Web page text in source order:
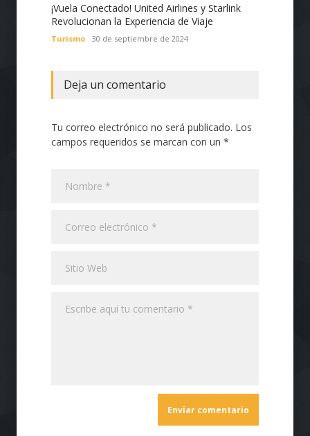
¡Vuela Conectado! United Airlines y Starlink
Revolucionan la Experiencia de Viaje
Turismo 30 de septiembre de 2024
Deja un comentario
Tu correo electrónico no será publicado. Los
campos requeridos se marcan con un *